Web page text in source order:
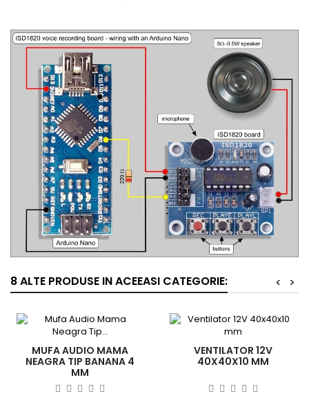
8 ALTE PRODUSE IN ACEEASI CATEGORIE: >
<
MUFA AUDIO MAMA
NEAGRA TIP BANANA 4
MM
VENTILATOR 12V
40X40X10 MM